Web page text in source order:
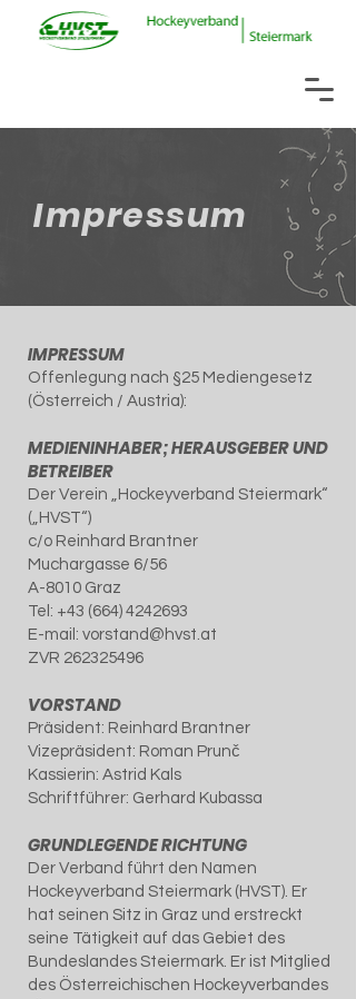
Impressum
IMPRESSUM
Offenlegung nach §25 Mediengesetz
(Österreich / Austria):
MEDIENINHABER; HERAUSGEBER UND
BETREIBER
Der Verein „Hockeyverband Steiermark“
(„HVST“)
c/o Reinhard Brantner
Muchargasse 6/56
A-8010 Graz
Tel: +43 (664) 4242693
E-mail: vorstand@hvst.at
ZVR 262325496
VORSTAND
Präsident: Reinhard Brantner
Vizepräsident: Roman Prunč
Kassierin: Astrid Kals
Schriftführer: Gerhard Kubassa
GRUNDLEGENDE RICHTUNG
Der Verband führt den Namen
Hockeyverband Steiermark (HVST). Er
hat seinen Sitz in Graz und erstreckt
seine Tätigkeit auf das Gebiet des
Bundeslandes Steiermark. Er ist Mitglied
des Österreichischen Hockeyverbandes